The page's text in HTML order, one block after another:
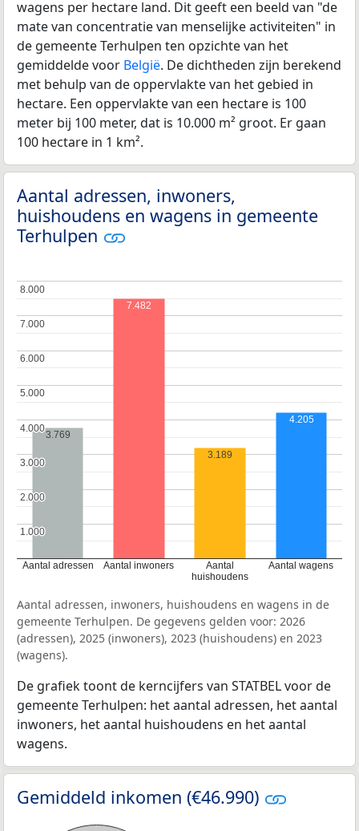
wagens per hectare land. Dit geeft een beeld van "de
mate van concentratie van menselijke activiteiten" in
de gemeente Terhulpen ten opzichte van het
gemiddelde voor België. De dichtheden zijn berekend
met behulp van de oppervlakte van het gebied in
hectare. Een oppervlakte van een hectare is 100
meter bij 100 meter, dat is 10.000 m² groot. Er gaan
100 hectare in 1 km².
Aantal adressen, inwoners,
huishoudens en wagens in gemeente
Terhulpen
Aantal adressen Aantal inwoners
Aantal
huishoudens
Aantal wagens
1.000
1.000
2.000
2.000
3.000
3.000
4.000
4.000
5.000
5.000
6.000
6.000
7.000
7.000
8.000
8.000
3.769
7.482
3.189
4.205
Aantal adressen, inwoners, huishoudens en wagens in de
gemeente Terhulpen. De gegevens gelden voor: 2026
(adressen), 2025 (inwoners), 2023 (huishoudens) en 2023
(wagens).
De grafiek toont de kerncijfers van STATBEL voor de
gemeente Terhulpen: het aantal adressen, het aantal
inwoners, het aantal huishoudens en het aantal
wagens.
Gemiddeld inkomen (€46.990)